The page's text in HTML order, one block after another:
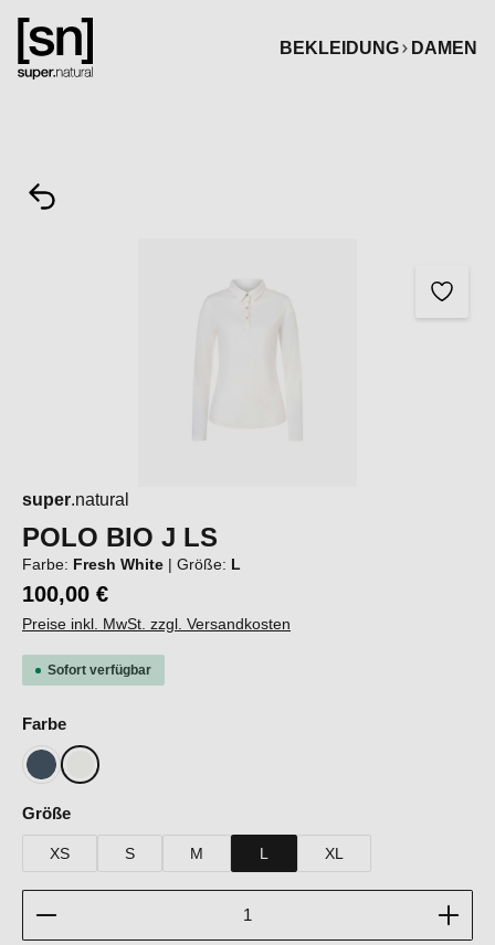
springen
BEKLEIDUNG
DAMEN
super.natural
POLO BIO J LS
Farbe: Fresh White | Größe: L
100,00 €
Preise inkl. MwSt. zzgl. Versandkosten
Sofort verfügbar
Farbeauswählen
BlueberryFresh White
Größeauswählen
XS S M L XL
Produkt Anzahl: Gib den gewünschten Wert ein